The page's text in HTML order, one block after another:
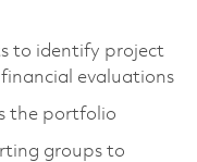
to identify project
evaluations
the portfolio
groups to